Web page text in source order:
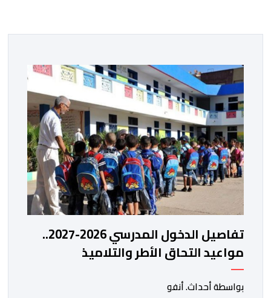
تفاصيل الدخول المدرسي 2026-2027..
مواعيد التحاق الأطر والتلاميذ
بالمؤسسات التعليمية
بواسطة أحداث. أنفو